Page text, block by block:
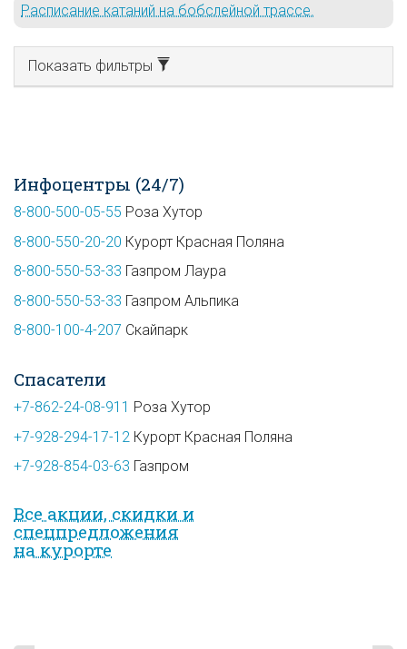
Расписание катаний на бобслейной трассе.
Показать фильтры
Инфоцентры (24/7)
8-800-500-05-55 Роза Хутор
8-800-550-20-20 Курорт Красная Поляна
8-800-550-53-33 Газпром Лаура
8-800-550-53-33 Газпром Альпика
8-800-100-4-207 Скайпарк
Спасатели
+7-862-24-08-911 Роза Хутор
+7-928-294-17-12 Курорт Красная Поляна
+7-928-854-03-63 Газпром
Все акции, скидки и
спец­предложе­ния
на курорте